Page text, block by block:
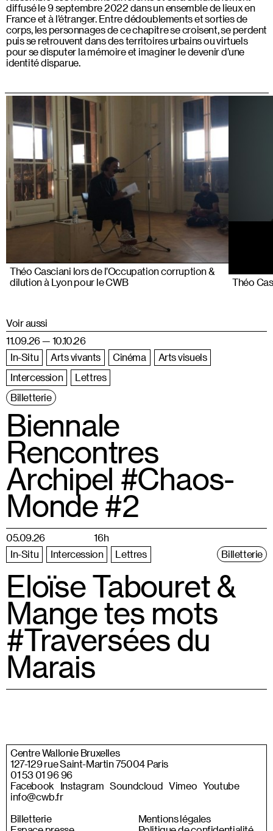
diffusé le 9 septembre 2022 dans un ensemble de lieux en
France et à l’étranger. Entre dédoublements et sorties de
corps, les personnages de ce chapitre se croisent, se perdent
puis se retrouvent dans des territoires urbains ou virtuels
pour se disputer la mémoire et imaginer le devenir d’une
identité disparue.
Théo Casciani lors de l’Occupation corruption &
dilution à Lyon pour le CWB
Théo
Voir aussi
11.09.26 — 10.10.26
In-Situ
Arts vivants Cinéma
Arts visuels
Intercession
Lettres
Billetterie
Biennale
Rencontres
Archipel #Chaos-
Monde #2
05.09.26
16h
In-Situ
Intercession Lettres Billetterie
Eloïse Tabouret &
Mange tes mots
#Traversées du
Marais
Centre Wallonie Bruxelles
127-129 rue Saint-Martin 75004 Paris
01 53 01 96 96
Facebook
Instagram Soundcloud Vimeo Youtube
info@cwb.fr
Billetterie
Mentions légales